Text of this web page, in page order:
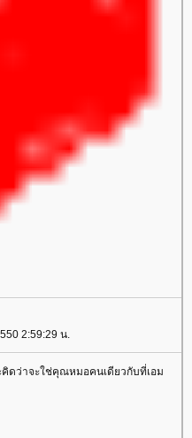
2:59:29 น.
ดว่าจะใช่คุณหมอคนเดียวกับที่เอม